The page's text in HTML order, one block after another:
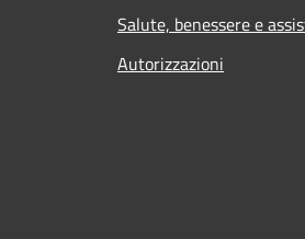
Salute, benessere e
Autorizzazioni